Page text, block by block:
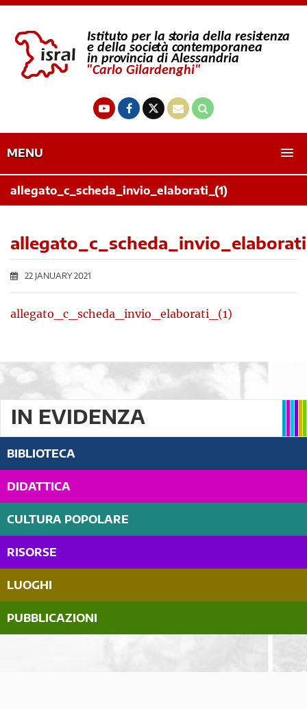
MENU
allegato_c_scheda_invio_elaborati_(1)
22 JANUARY 2021
allegato_c_scheda_invio_elaborati_(1)
IN EVIDENZA
BIBLIOTECA
DIDATTICA
CULTURA POPOLARE
RISORSE
LUOGHI
PUBBLICAZIONI